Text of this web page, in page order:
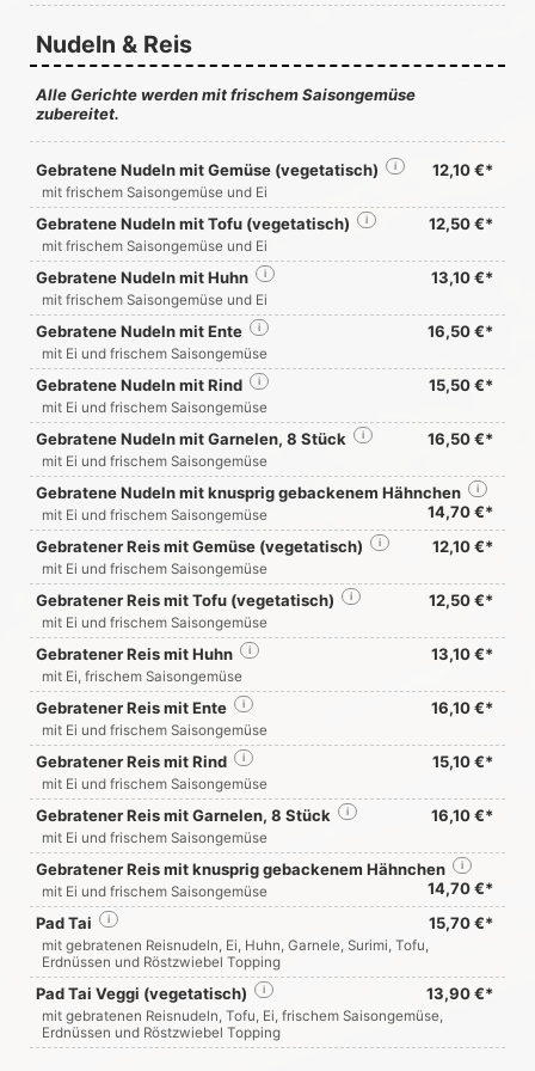
Nudeln & Reis
Alle Gerichte werden mit frischem Saisongemüse
zubereitet.
Gebratene Nudeln mit Gemüse (vegetatisch) 12,10 €*
i
mit frischem Saisongemüse und Ei
Gebratene Nudeln mit Tofu (vegetatisch) 12,50 €*
i
mit frischem Saisongemüse und Ei
Gebratene Nudeln mit Huhn 13,10 €*
i
mit frischem Saisongemüse und Ei
Gebratene Nudeln mit Ente 16,50 €*
i
mit Ei und frischem Saisongemüse
Gebratene Nudeln mit Rind 15,50 €*
i
mit Ei und frischem Saisongemüse
Gebratene Nudeln mit Garnelen, 8 Stück 16,50 €*
i
mit Ei und frischem Saisongemüse
Gebratene Nudeln mit knusprig gebackenem Hähnchen
14,70 €*
i
mit Ei und frischem Saisongemüse
Gebratener Reis mit Gemüse (vegetatisch) 12,10 €*
i
mit Ei und frischem Saisongemüse
Gebratener Reis mit Tofu (vegetatisch) 12,50 €*
i
mit Ei und frischem Saisongemüse
Gebratener Reis mit Huhn 13,10 €*
i
mit Ei, frischem Saisongemüse
Gebratener Reis mit Ente 16,10 €*
i
mit Ei und frischem Saisongemüse
Gebratener Reis mit Rind 15,10 €*
i
mit Ei und frischem Saisongemüse
Gebratener Reis mit Garnelen, 8 Stück 16,10 €*
i
mit Ei und frischem Saisongemüse
Gebratener Reis mit knusprig gebackenem Hähnchen
14,70 €*
i
mit Ei und frischem Saisongemüse
Pad Tai 15,70 €*
i
mit gebratenen Reisnudeln, Ei, Huhn, Garnele, Surimi, Tofu,
Erdnüssen und Röstzwiebel Topping
Pad Tai Veggi (vegetatisch) 13,90 €*
i
mit gebratenen Reisnudeln, Tofu, Ei, frischem Saisongemüse,
Erdnüssen und Röstzwiebel Topping